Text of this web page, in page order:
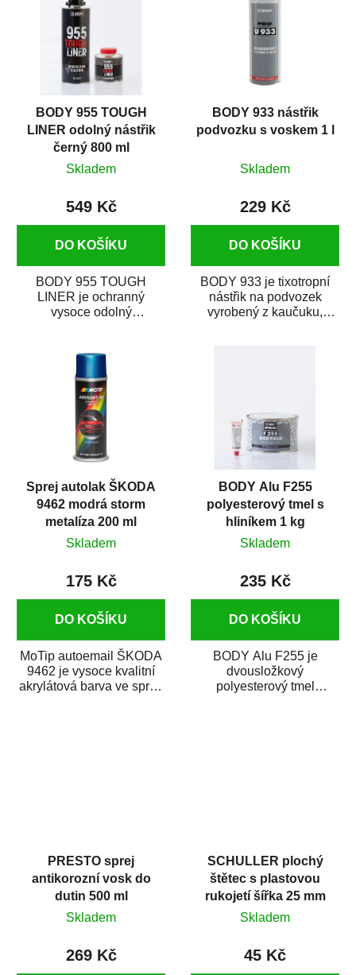
BODY 955 TOUGH
LINER odolný nástřik
černý 800 ml
Skladem
549 Kč
DO KOŠÍKU
BODY 955 TOUGH
LINER je ochranný
vysoce odolný
(obdobné jako
RAPTOR)....
BODY 933 nástřik
podvozku s voskem 1 l
Skladem
229 Kč
DO KOŠÍKU
BODY 933 je tixotropní
nástřik na podvozek
vyrobený z kaučuku,
Sprej autolak ŠKODA
9462 modrá storm
metalíza 200 ml
Skladem
175 Kč
DO KOŠÍKU
MoTip autoemail ŠKODA
9462 je vysoce kvalitní
akrylátová barva ve spreji
BODY Alu F255
polyesterový tmel s
hliníkem 1 kg
Skladem
235 Kč
DO KOŠÍKU
BODY Alu F255 je
dvousložkový
polyesterový tmel
PRESTO sprej
antikorozní vosk do
dutin 500 ml
Skladem
269 Kč
SCHULLER plochý
štětec s plastovou
rukojetí šířka 25 mm
Skladem
45 Kč